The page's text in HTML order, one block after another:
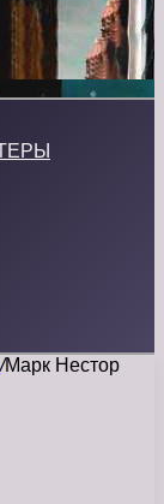
/Марк Нестор